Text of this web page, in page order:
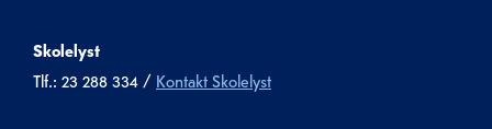
Skolelyst
Tlf.: 23 288 334 / Kontakt Skolelyst